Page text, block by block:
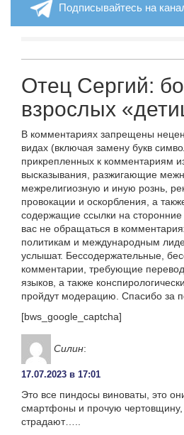
Подписывайтесь на
Отец Сергий:
взрослых
В комментариях запрещены
видах (включая замену букв
прикрепленных к комментариям
высказывания, разжигающие
межрелигиозную и иную рознь,
провокации и оскорбления, а
содержащие ссылки на
вас не обращаться в
политикам и международным
услышат. Бессодержательные,
комментарии, требующие
языков, а также
пройдут модерацию. Спасибо за
[bws_google_captcha]
Силин:
17.07.2023 в 17:01
Это все пиндосы виноваты, это
смартфоны и прочую
страдают…..